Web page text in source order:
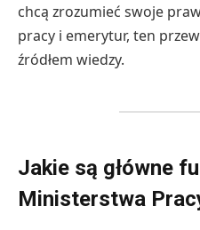
chcą zrozumieć swoje
pracy i emerytur, ten
źródłem wiedzy.
Jakie są główne
Ministerstwa